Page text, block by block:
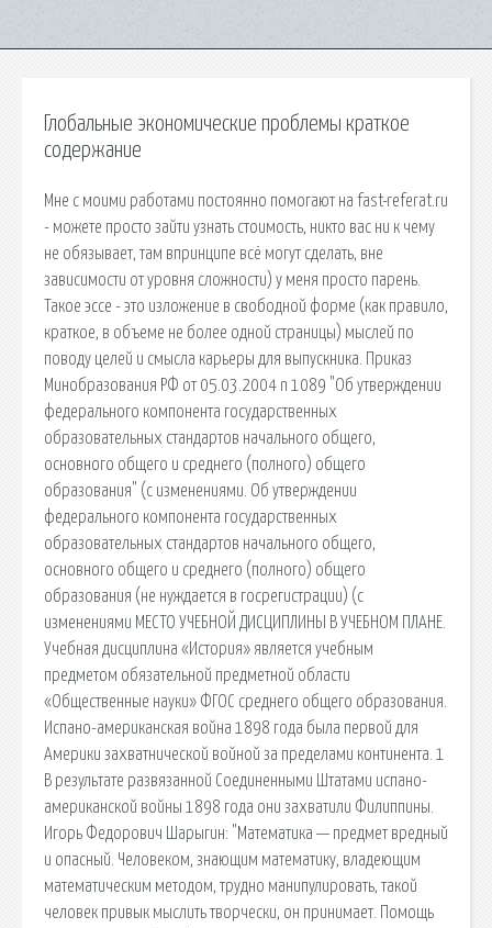
Глобальные экономические проблемы краткое
содержание
Мне с моими работами постоянно помогают на fast-referat.ru
- можете просто зайти узнать стоимость, никто вас ни к чему
не обязывает, там впринципе всё могут сделать, вне
зависимости от уровня сложности) у меня просто парень.
Такое эссе - это изложение в свободной форме (как правило,
краткое, в объеме не более одной страницы) мыслей по
поводу целей и смысла карьеры для выпускника. Приказ
Минобразования РФ от 05.03.2004 n 1089 "Об утверждении
федерального компонента государственных
образовательных стандартов начального общего,
основного общего и среднего (полного) общего
образования" (с изменениями. Об утверждении
федерального компонента государственных
образовательных стандартов начального общего,
основного общего и среднего (полного) общего
образования (не нуждается в госрегистрации) (с
изменениями МЕСТО УЧЕБНОЙ ДИСЦИПЛИНЫ В УЧЕБНОМ ПЛАНЕ.
Учебная дисциплина «История» является учебным
предметом обязательной предметной области
«Общественные науки» ФГОС среднего общего образования.
Испано-американская война 1898 года была первой для
Америки захватнической войной за пределами континента. 1
В результате развязанной Соединенными Штатами испано-
американской войны 1898 года они захватили Филиппины.
Игорь Федорович Шарыгин: "Математика — предмет вредный
и опасный. Человеком, знающим математику, владеющим
математическим методом, трудно манипулировать, такой
человек привык мыслить творчески, он принимает. Помощь